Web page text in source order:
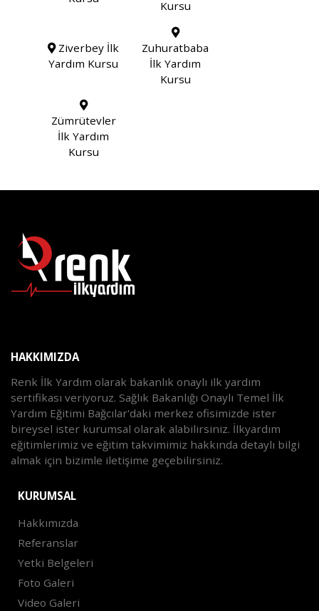
Kursu
Ziverbey İlk
Yardım Kursu
Zuhuratbaba
İlk Yardım
Kursu
Zümrütevler
İlk Yardım
Kursu
HAKKIMIZDA
Renk İlk Yardım olarak bakanlık onaylı ilk yardım
sertifikası veriyoruz. Sağlık Bakanlığı Onaylı Temel İlk
Yardım Eğitimi Bağcılar'daki merkez ofisimizde ister
bireysel ister kurumsal olarak alabilirsiniz. İlkyardım
eğitimlerimiz ve eğitim takvimimiz hakkında detaylı bilgi
almak için bizimle iletişime geçebilirsiniz.
KURUMSAL
Hakkımızda
Referanslar
Yetki Belgeleri
Foto Galeri
Video Galeri